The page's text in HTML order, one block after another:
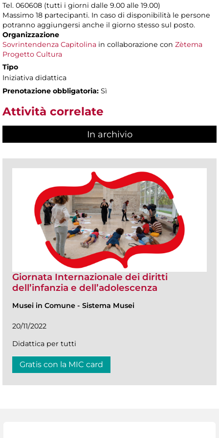
Tel. 060608 (tutti i giorni dalle 9.00 alle 19.00)
Massimo 18 partecipanti. In caso di disponibilità le persone
potranno aggiungersi anche il giorno stesso sul posto.
Organizzazione
Sovrintendenza Capitolina in collaborazione con Zètema
Progetto Cultura
Tipo
Iniziativa didattica
Prenotazione obbligatoria: Sì
Attività correlate
In archivio
Giornata Internazionale dei diritti
dell’infanzia e dell’adolescenza
Musei in Comune - Sistema Musei
20/11/2022
Didattica per tutti
Gratis con la MIC card